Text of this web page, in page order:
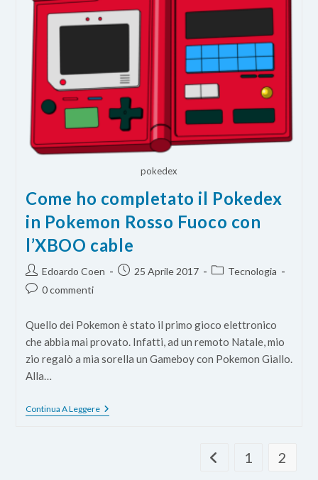
pokedex
Come ho completato il Pokedex
in Pokemon Rosso Fuoco con
l’XBOO cable
Autore
dell'articolo:
Edoardo Coen
Articolo25 Aprile 2017
Categoria
Tecnologia
Commenti
0 commenti
Quello dei Pokemon è stato il primo gioco elettronico
che abbia mai provato. Infatti, ad un remoto Natale, mio
zio regalò a mia sorella un Gameboy con Pokemon Giallo.
Alla…
Continua A LeggereCome
Ho
Vai alla pagina
1 2